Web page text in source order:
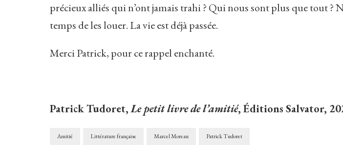
précieux alliés qui n’ont jamais trahi ? Qui nous sont plus que tout ?
temps de les louer. La vie est déjà passée.
Merci Patrick, pour ce rappel enchanté.
Patrick Tudoret,Le petit livre de l’amitié, Éditions Salvator,
Amitié Littérature française Marcel Moreau Patrick Tudoret